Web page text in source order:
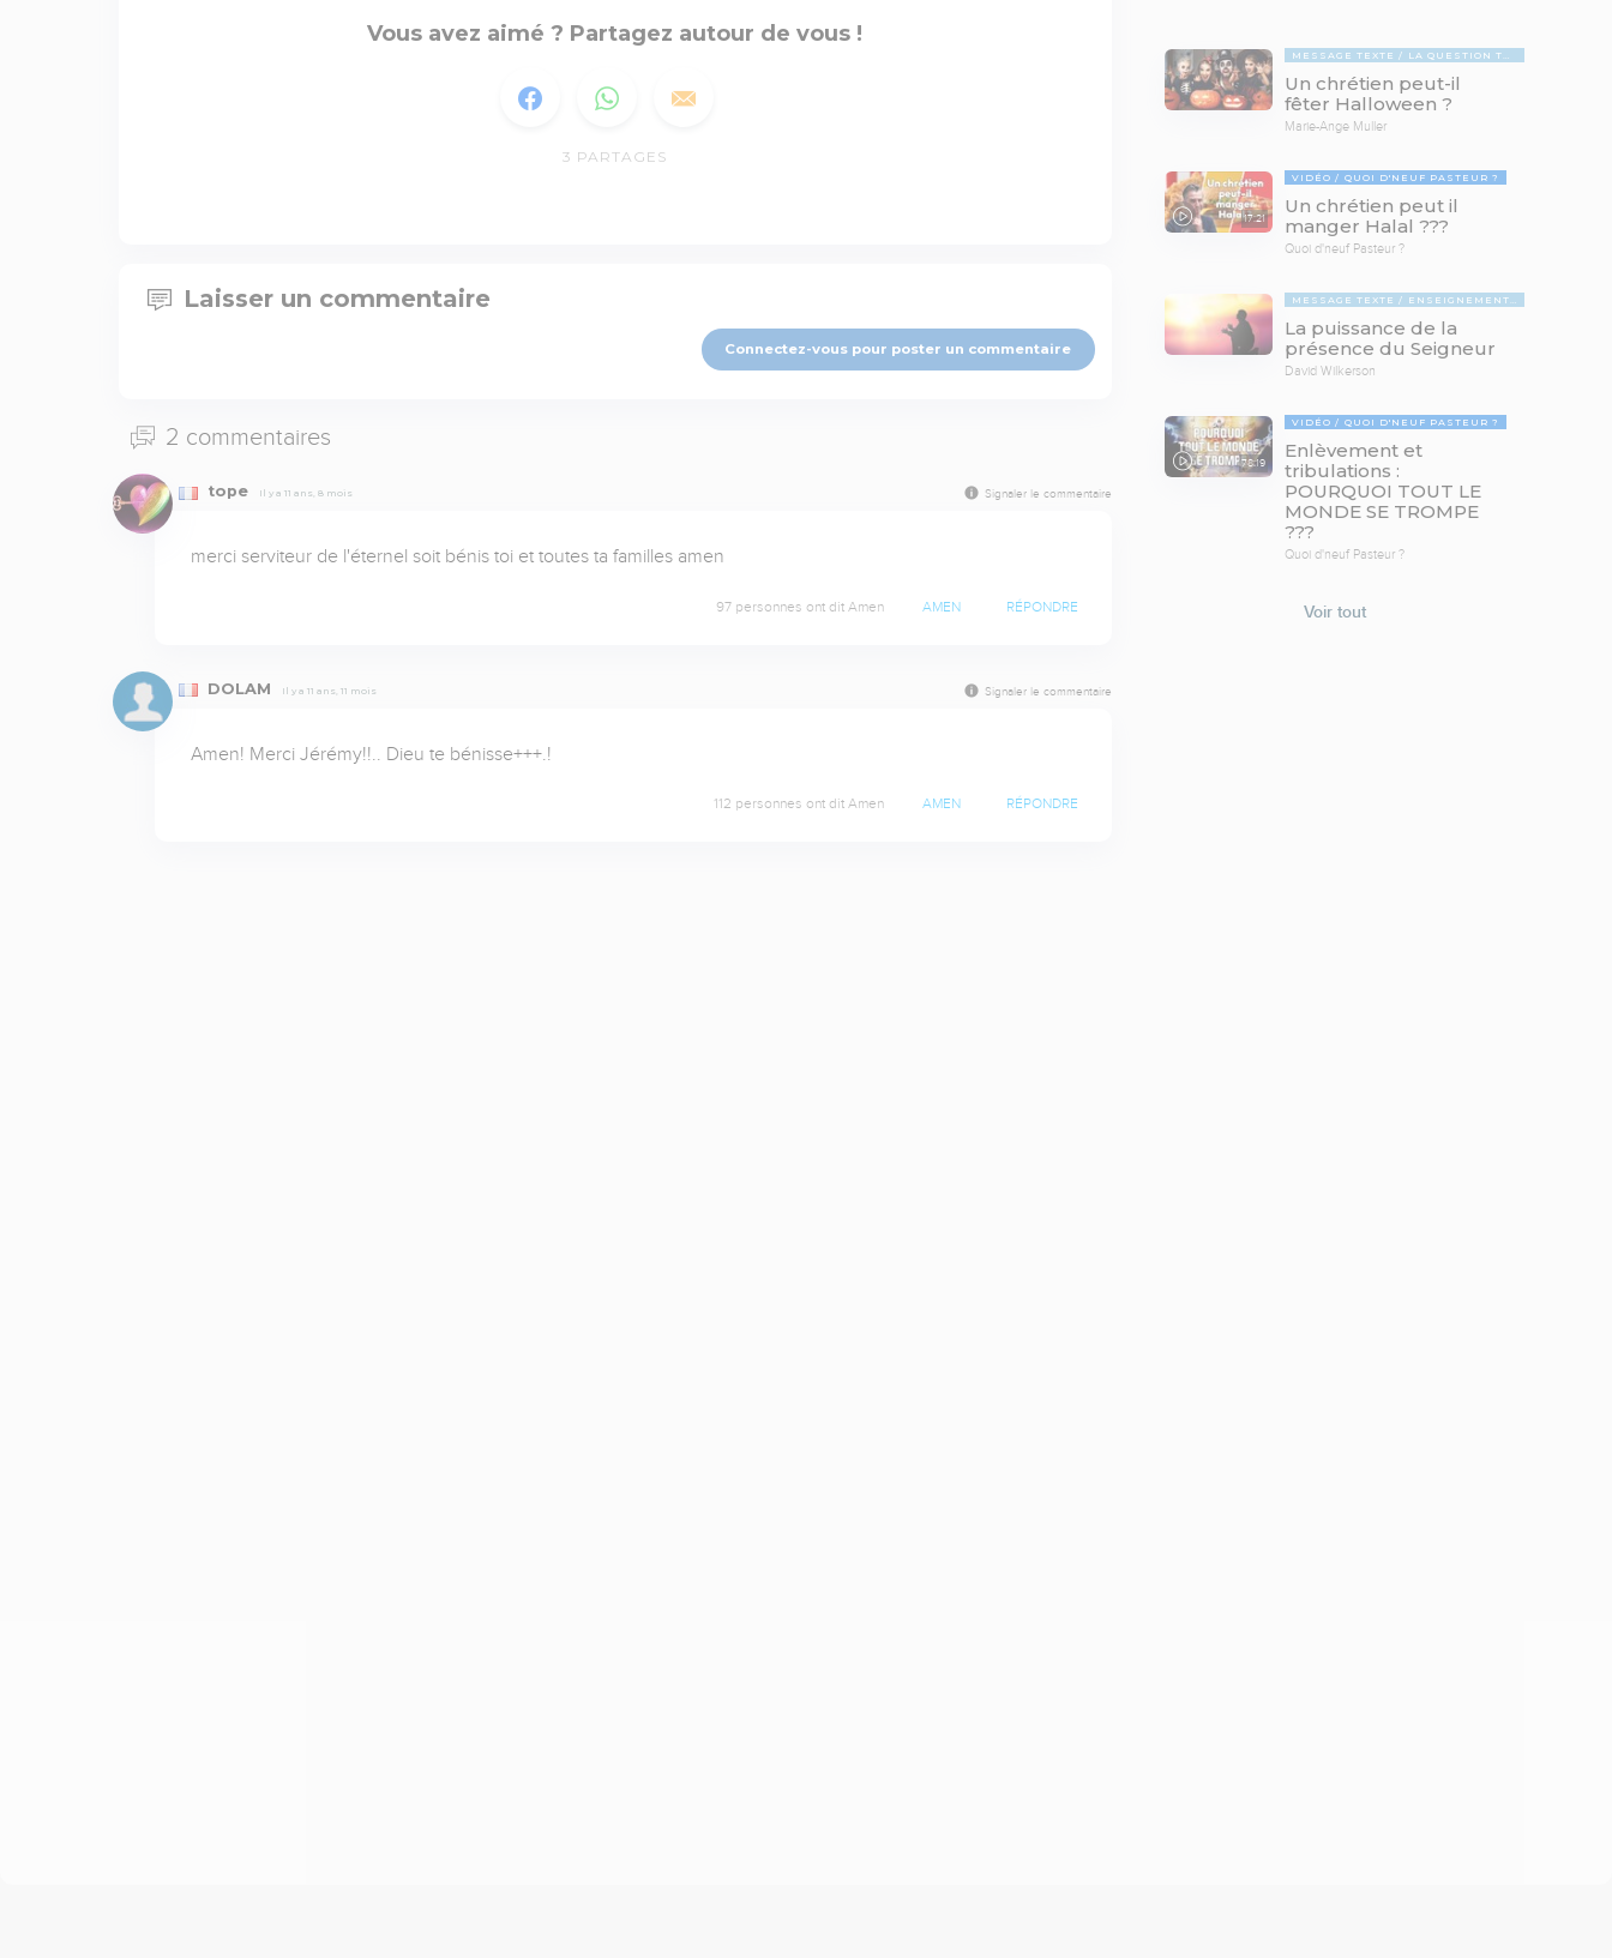
Vous avez aimé ? Partagez autour de vous !
3 PARTAGES
Laisser un commentaire
Connectez-vous pour poster un commentaire
2 commentaires
tope Il y a 11 ans, 8 mois Signaler le commentaire
merci serviteur de l'éternel soit bénis toi et toutes ta familles amen
97 personnes ont dit Amen AMEN RÉPONDRE
DOLAM Il y a 11 ans, 11 mois Signaler le commentaire
Amen! Merci Jérémy!!.. Dieu te bénisse+++.!
112 personnes ont dit Amen AMEN RÉPONDRE
MESSAGE TEXTE LA QUESTION TABOUE
Un chrétien peut-il
fêter Halloween ?
Marie-Ange Muller
17:21
VIDÉO QUOI D'NEUF PASTEUR ?
Un chrétien peut il
manger Halal ???
Quoi d'neuf Pasteur ?
MESSAGE TEXTE ENSEIGNEMENTS BIBLIQUES
La puissance de la
présence du Seigneur
David Wilkerson
78:19
VIDÉO QUOI D'NEUF PASTEUR ?
Enlèvement et
tribulations :
POURQUOI TOUT LE
MONDE SE TROMPE
???
Quoi d'neuf Pasteur ?
Voir tout